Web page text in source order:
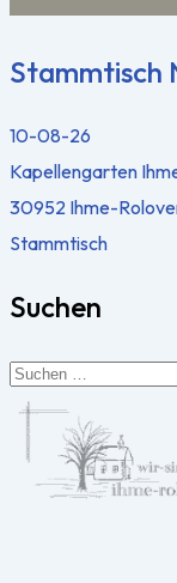
Stammtisch
10-08-26
Kapellengarten
30952 Ihme-
Stammtisch
Suchen